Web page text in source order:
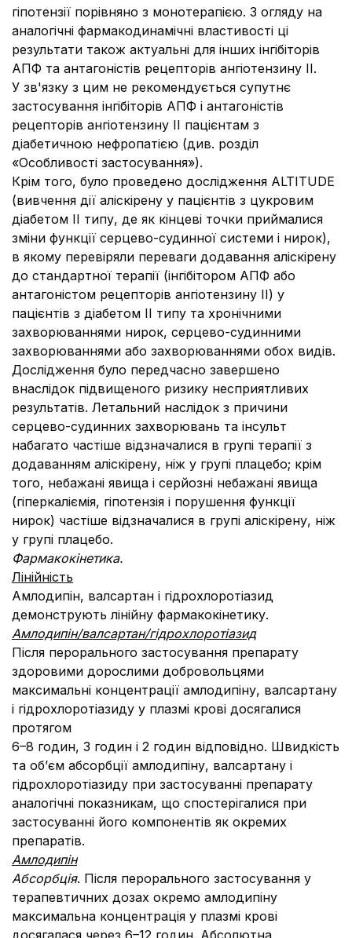
гіпотензії порівняно з монотерапією. З огляду на
аналогічні фармакодинамічні властивості ці
результати також актуальні для інших інгібіторів
АПФ та антагоністів рецепторів ангіотензину II.
У зв'язку з цим не рекомендується супутнє
застосування інгібіторів АПФ і антагоністів
рецепторів ангіотензину II пацієнтам з
діабетичною нефропатією (див. розділ
«Особливості застосування»).
Крім того, було проведено дослідження ALTITUDE
(вивчення дії аліскірену у пацієнтів з цукровим
діабетом ІІ типу, де як кінцеві точки приймалися
зміни функції серцево-судинної системи і нирок),
в якому перевіряли переваги додавання аліскірену
до стандартної терапії (інгібітором АПФ або
антагоністом рецепторів ангіотензину II) у
пацієнтів з діабетом ІІ типу та хронічними
захворюваннями нирок, серцево-судинними
захворюваннями або захворюваннями обох видів.
Дослідження було передчасно завершено
внаслідок підвищеного ризику несприятливих
результатів. Летальний наслідок з причини
серцево-судинних захворювань та інсульт
набагато частіше відзначалися в групі терапії з
додаванням аліскірену, ніж у групі плацебо; крім
того, небажані явища і серйозні небажані явища
(гіперкаліємія, гіпотензія і порушення функції
нирок) частіше відзначалися в групі аліскірену, ніж
у групі плацебо.
Фармакокінетика.
Лінійність
Амлодипін, валсартан і гідрохлоротіазид
демонструють лінійну фармакокінетику.
Амлодипін/валсартан/гідрохлоротіазид
Після перорального застосування препарату
здоровими дорослими добровольцями
максимальні концентрації амлодипіну, валсартану
і гідрохлоротіазиду у плазмі крові досягалися
протягом
6–8 годин, 3 годин і 2 годин відповідно. Швидкість
та об’єм абсорбції амлодипіну, валсартану і
гідрохлоротіазиду при застосуванні препарату
аналогічні показникам, що спостерігалися при
застосуванні його компонентів як окремих
препаратів.
Амлодипін
Абсорбція. Після перорального застосування у
терапевтичних дозах окремо амлодипіну
максимальна концентрація у плазмі крові
досягалася через 6–12 годин. Абсолютна